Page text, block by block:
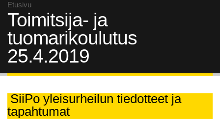
Etusivu
Toimitsija- ja
tuomarikoulutus
25.4.2019
SiiPo yleisurheilun tiedotteet ja
tapahtumat